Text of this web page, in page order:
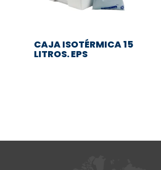
CAJA ISOTÉRMICA 15
LITROS. EPS